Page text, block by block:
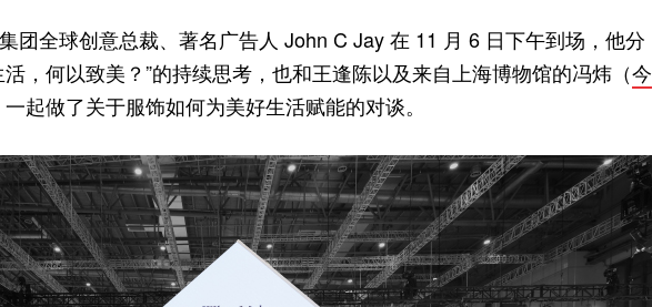
团全球创意总裁、著名广告人 John C Jay 在 11 月 6 日下午到场，他分
，何以致美？”的持续思考，也和王逢陈以及来自上海博物馆的冯炜（今
一起做了关于服饰如何为美好生活赋能的对谈。